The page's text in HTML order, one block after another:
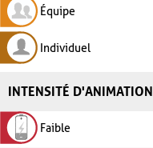
Équipe
Individuel
INTENSITÉ D'ANIMATION
Faible